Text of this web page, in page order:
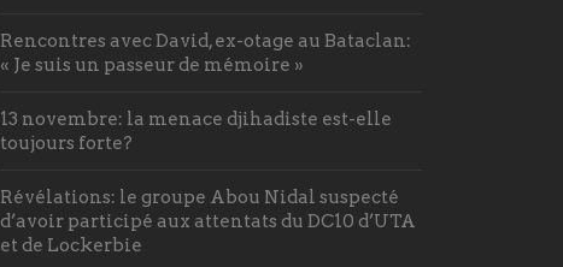
Rencontres avec David, ex-otage au Bataclan:
« Je suis un passeur de mémoire »
13 novembre: la menace djihadiste est-elle
toujours forte?
Révélations: le groupe Abou Nidal suspecté
d’avoir participé aux attentats du DC10 d’UTA
et de Lockerbie